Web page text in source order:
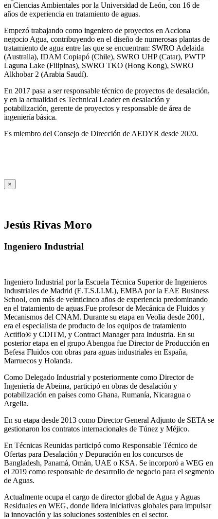
en Ciencias Ambientales por la Universidad de León, con 16 de
años de experiencia en tratamiento de aguas.
Empezó trabajando como ingeniero de proyectos en Acciona
negocio Agua, contribuyendo en el diseño de numerosas plantas de
tratamiento de agua entre las que se encuentran: SWRO Adelaida
(Australia), IDAM Copiapó (Chile), SWRO UHP (Catar), PWTP
Laguna Lake (Filipinas), SWRO TKO (Hong Kong), SWRO
Alkhobar 2 (Arabia Saudí).
En 2017 pasa a ser responsable técnico de proyectos de desalación,
y en la actualidad es Technical Leader en desalación y
potabilización, gerente de proyectos y responsable de área de
ingeniería básica.
Es miembro del Consejo de Dirección de AEDYR desde 2020.
×
Jesús Rivas Moro
Ingeniero Industrial
Ingeniero Industrial por la Escuela Técnica Superior de Ingenieros
Industriales de Madrid (E.T.S.I.I.M.), EMBA por la EAE Business
School, con más de veinticinco años de experiencia predominando
en el tratamiento de aguas.Fue profesor de Mecánica de Fluidos y
Mecanismos del CNAM. Durante su etapa en Veolia desde 2001,
era el especialista de producto de los equipos de tratamiento
Actiflo® y CDITM, y Contract Manager para Industria. En su
posterior etapa en el grupo Abengoa fue Director de Producción en
Befesa Fluidos con obras para aguas industriales en España,
Marruecos y Holanda.
Como Delegado Industrial y posteriormente como Director de
Ingeniería de Abeima, participó en obras de desalación y
potabilización en países como Ghana, Rumanía, Nicaragua o
Argelia.
En su etapa desde 2013 como Director General Adjunto de SETA se
gestionaron los contratos internacionales de Túnez y Méjico.
En Técnicas Reunidas participó como Responsable Técnico de
Ofertas para Desalación y Depuración en los concursos de
Bangladesh, Panamá, Omán, UAE o KSA. Se incorporó a WEG en
el 2019 como responsable de desarrollo de negocio para el segmento
de Aguas.
Actualmente ocupa el cargo de director global de Agua y Aguas
Residuales en WEG, donde lidera iniciativas globales para impulsar
la innovación y las soluciones sostenibles en el sector.